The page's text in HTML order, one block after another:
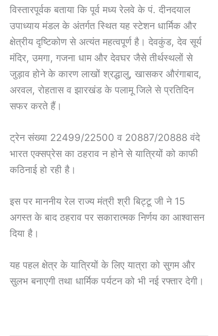
विस्तारपूर्वक बताया कि पूर्व मध्य रेलवे के पं. दीनदयाल
उपाध्याय मंडल के अंतर्गत स्थित यह स्टेशन धार्मिक और
क्षेत्रीय दृष्टिकोण से अत्यंत महत्वपूर्ण है। देवकुंड, देव सूर्य
मंदिर, उमगा, गजना धाम और देवघर जैसे तीर्थस्थलों से
जुड़ाव होने के कारण लाखों श्रद्धालु, खासकर औरंगाबाद,
अरवल, रोहतास व झारखंड के पलामू जिले से प्रतिदिन
सफर करते हैं।
ट्रेन संख्या 22499/22500 व 20887/20888 वंदे
भारत एक्सप्रेस का ठहराव न होने से यात्रियों को काफी
कठिनाई हो रही है।
इस पर माननीय रेल राज्य मंत्री श्री बिट्टू जी ने 15
अगस्त के बाद ठहराव पर सकारात्मक निर्णय का आश्वासन
दिया है।
यह पहल क्षेत्र के यात्रियों के लिए यात्रा को सुगम और
सुलभ बनाएगी तथा धार्मिक पर्यटन को भी नई रफ्तार देगी।